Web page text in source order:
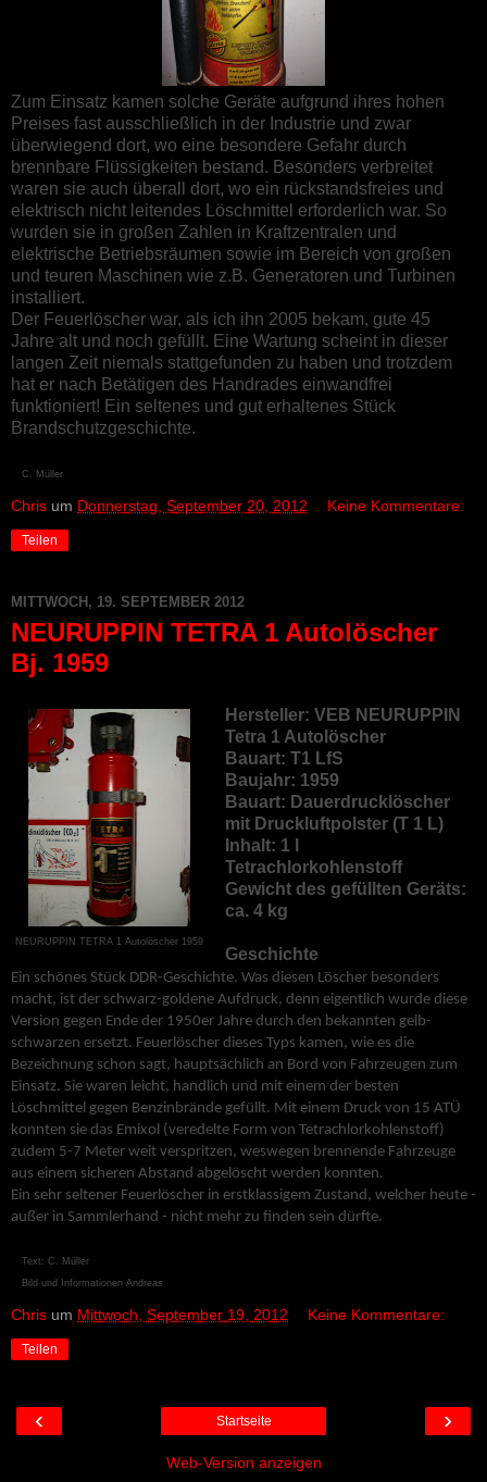
Zum Einsatz kamen solche Geräte aufgrund ihres hohen
Preises fast ausschließlich in der Industrie und zwar
überwiegend dort, wo eine besondere Gefahr durch
brennbare Flüssigkeiten bestand. Besonders verbreitet
waren sie auch überall dort, wo ein rückstandsfreies und
elektrisch nicht leitendes Löschmittel erforderlich war. So
wurden sie in großen Zahlen in Kraftzentralen und
elektrische Betriebsräumen sowie im Bereich von großen
und teuren Maschinen wie z.B. Generatoren und Turbinen
installiert.
Der Feuerlöscher war, als ich ihn 2005 bekam, gute 45
Jahre alt und noch gefüllt. Eine Wartung scheint in dieser
langen Zeit niemals stattgefunden zu haben und trotzdem
hat er nach Betätigen des Handrades einwandfrei
funktioniert! Ein seltenes und gut erhaltenes Stück
Brandschutzgeschichte.
C. Müller
Chris um Donnerstag, September 20, 2012 Keine Kommentare:
Teilen
MITTWOCH, 19. SEPTEMBER 2012
NEURUPPIN TETRA 1 Autolöscher
Bj. 1959
NEURUPPIN TETRA 1 Autolöscher 1959
Hersteller: VEB NEURUPPIN
Tetra 1 Autolöscher
Bauart: T1 LfS
Baujahr: 1959
Bauart: Dauerdrucklöscher
mit Druckluftpolster (T 1 L)
Inhalt: 1 l
Tetrachlorkohlenstoff
Gewicht des gefüllten Geräts:
ca. 4 kg
Geschichte
Ein schönes Stück DDR-Geschichte. Was diesen Löscher besonders
macht, ist der schwarz-goldene Aufdruck, denn eigentlich wurde diese
Version gegen Ende der 1950er Jahre durch den bekannten gelb-
schwarzen ersetzt. Feuerlöscher dieses Typs kamen, wie es die
Bezeichnung schon sagt, hauptsächlich an Bord von Fahrzeugen zum
Einsatz. Sie waren leicht, handlich und mit einem der besten
Löschmittel gegen Benzinbrände gefüllt. Mit einem Druck von 15 ATÜ
konnten sie das Emixol (veredelte Form von Tetrachlorkohlenstoff)
zudem 5-7 Meter weit verspritzen, weswegen brennende Fahrzeuge
aus einem sicheren Abstand abgelöscht werden konnten.
Ein sehr seltener Feuerlöscher in erstklassigem Zustand, welcher heute -
außer in Sammlerhand - nicht mehr zu finden sein dürfte.
Text: C. Müller
Bild und Informationen Andreas
Chris um Mittwoch, September 19, 2012 Keine Kommentare:
Teilen
‹ ›
Startseite
Web-Version anzeigen